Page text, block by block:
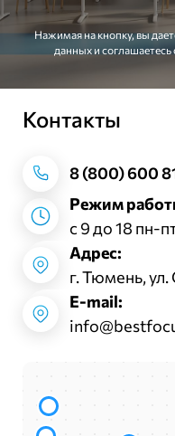
Нажимая на кнопку, вы
данных и соглашаетесь
Контакты
8 (800) 600
Режим
с 9 до 18 пн-
Адрес:
г. Тюмень, ул.
E-mail: